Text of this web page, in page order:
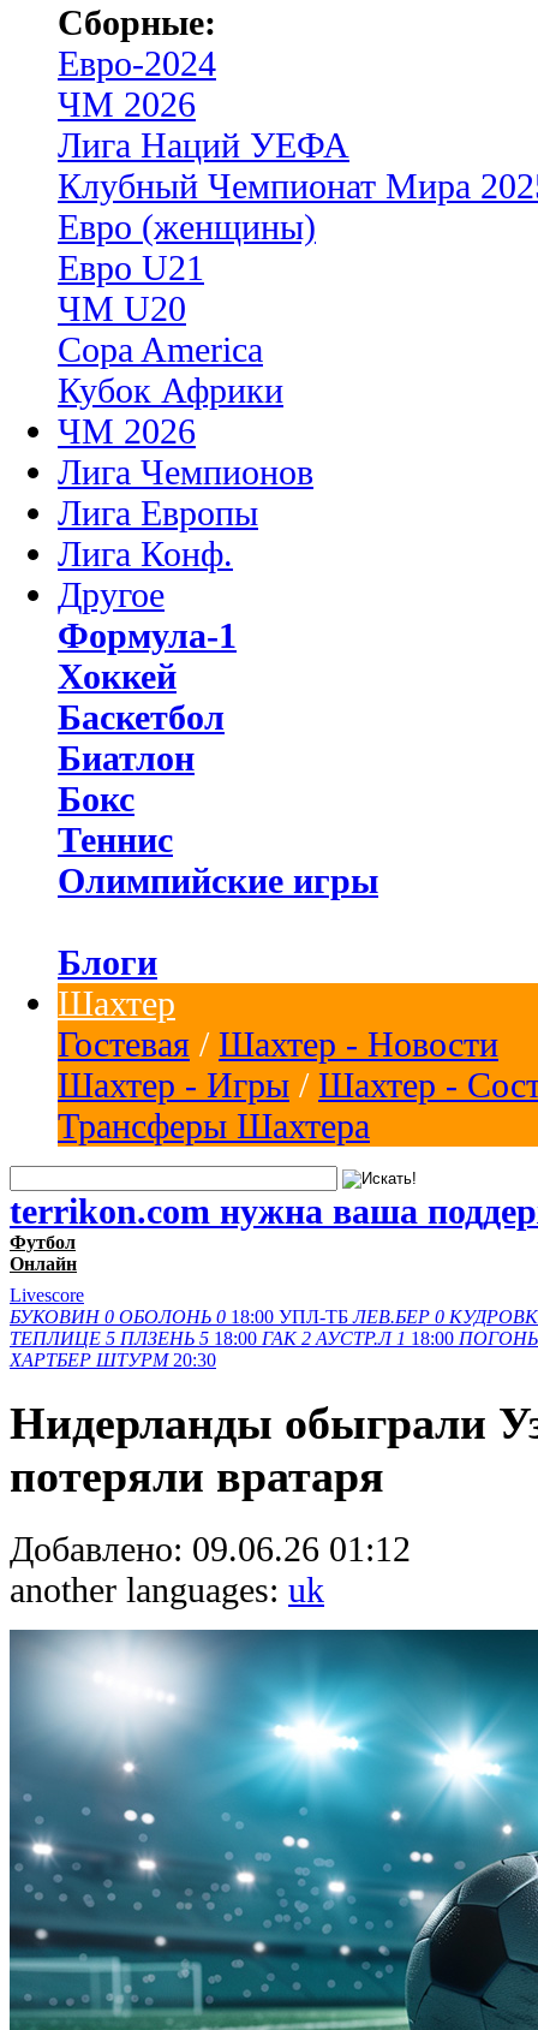
Сборные:
Евро-2024
ЧМ 2026
Лига Наций УЕФА
Клубный Чемпионат Мира
Евро (женщины)
Евро U21
ЧМ U20
Copa America
Кубок Африки
ЧМ 2026
Лига Чемпионов
Лига Европы
Лига Конф.
Другое
Формула-1
Хоккей
Баскетбол
Биатлон
Бокс
Теннис
Олимпийские игры
Блоги
Шахтер
Гостевая / Шахтер - Новости
Шахтер - Игры / Шахтер -
Трансферы Шахтера
terrikon.com нужна ваша
Футбол
Онлайн
Livescore
БУКОВИН 0 ОБОЛОНЬ 0 18:00 УПЛ-ТБ ЛЕВ.БЕР 0 КУДРОВК
ТЕПЛИЦЕ 5 ПЛЗЕНЬ 5 18:00 ГАК 2 АУСТР.Л 1 18:00 ПОГОНЬ
ХАРТБЕР ШТУРМ 20:30
Нидерланды обыграли
потеряли вратаря
Добавлено: 09.06.26 01:12
another languages: uk